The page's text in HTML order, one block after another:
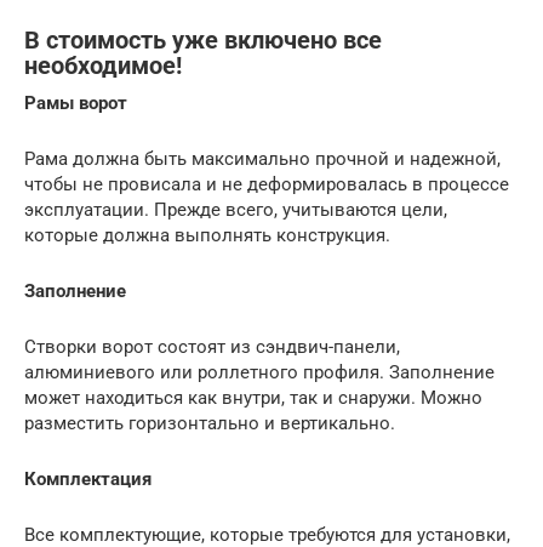
В стоимость уже включено все
необходимое!
Рамы ворот
Рама должна быть максимально прочной и надежной,
чтобы не провисала и не деформировалась в процессе
эксплуатации. Прежде всего, учитываются цели,
которые должна выполнять конструкция.
Заполнение
Створки ворот состоят из сэндвич-панели,
алюминиевого или роллетного профиля. Заполнение
может находиться как внутри, так и снаружи. Можно
разместить горизонтально и вертикально.
Комплектация
Все комплектующие, которые требуются для установки,